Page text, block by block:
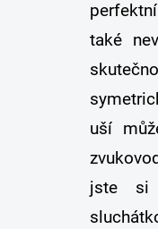
také
uší
jste si